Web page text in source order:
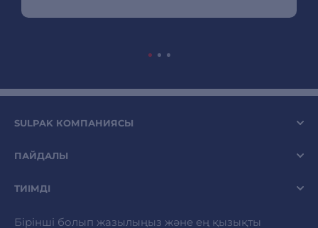
SULPAK КОМПАНИЯСЫ
ПАЙДАЛЫ
ТИІМДІ
Бірінші болып жазылыңыз және ең қызықты